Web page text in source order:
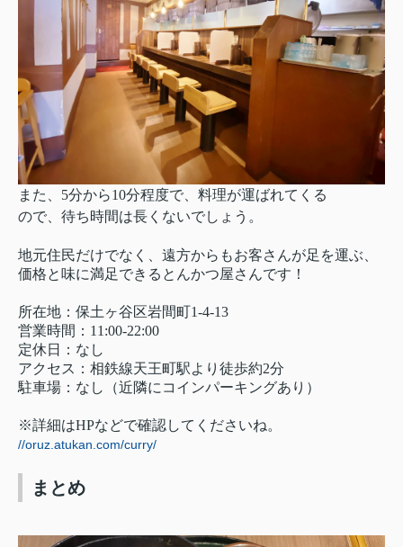
また、5分から10分程度で、料理が運ばれてくる
ので、待ち時間は長くないでしょう。
地元住民だけでなく、遠方からもお客さんが足を運ぶ、
価格と味に満足できるとんかつ屋さんです！
所在地：保土ヶ谷区岩間町1-4-13
営業時間：11:00-22:00
定休日：なし
アクセス：相鉄線天王町駅より徒歩約2分
駐車場：なし（近隣にコインパーキングあり）
※詳細はHPなどで確認してくださいね。
//oruz.atukan.com/curry/
まとめ